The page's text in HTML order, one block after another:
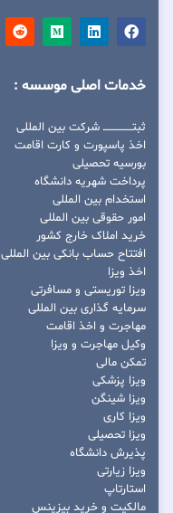
خدمات اصلی موسسه :
ثبتــــــــــــــــ شرکت بین المللی
اخذ پاسپورت و کارت اقامت
بورسیه تحصیلی
پرداخت شهریه دانشگاه
استخدام بین المللی
امور حقوقی بین المللی
خرید املاک خارج کشور
افتتاح حساب بانکی بین المللی
اخذ ویزا
ویزا توریستی و مسافرتی
سرمایه گذاری بین المللی
مهاجرت و اخذ اقامت
وکیل مهاجرت و ویزا
تمکن مالی
ویزا پزشکی
ویزا شینگن
ویزا کاری
ویزا تحصیلی
پذیرش دانشگاه
ویزا زیارتی
استارتاپ
مالکیت و خرید بیزینس